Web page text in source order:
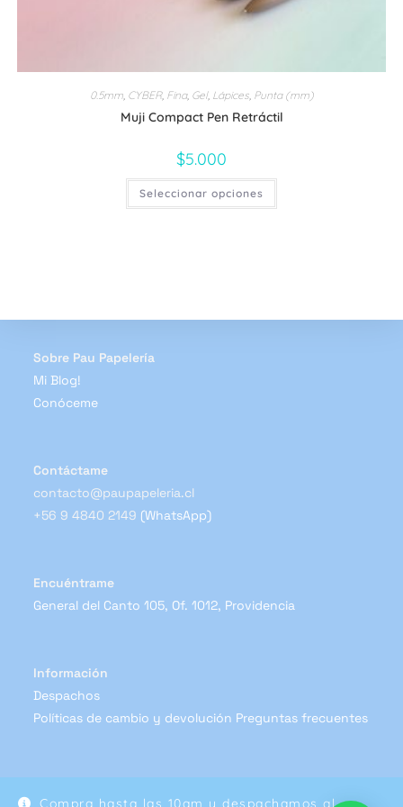
Compra hasta las 10am y despachamos al
0.5mm, CYBER, Fina, Gel, Lápices, Punta (mm)
Muji Compact Pen Retráctil
$5.000
Seleccionar opciones
Este
tiene
la
Sobre Pau Papelería
Mi Blog!
Conóceme
Contáctame
contacto@paupapeleria.cl
+56 9 4840 2149 (WhatsApp)
Encuéntrame
General del Canto 105, Of. 1012, Providencia
Información
Despachos
Políticas de cambio y devolución Preguntas frecuentes